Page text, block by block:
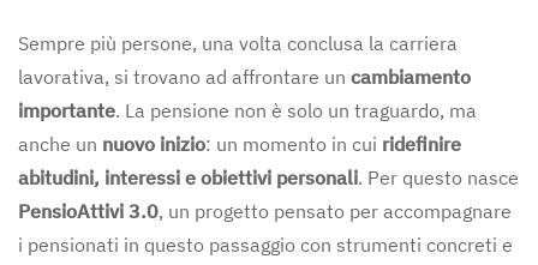
Sempre più persone, una volta conclusa la carriera
lavorativa, si trovano ad affrontare un cambiamento
importante. La pensione non è solo un traguardo, ma
anche un nuovo inizio: un momento in cui ridefinire
abitudini, interessi e obiettivi personali. Per questo nasce
PensioAttivi 3.0, un progetto pensato per accompagnare
i pensionati in questo passaggio con strumenti concreti e